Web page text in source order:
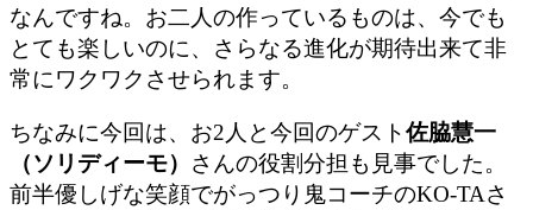
なんですね。お二人の作っているものは、今でも
とても楽しいのに、さらなる進化が期待出来て非
常にワクワクさせられます。
ちなみに今回は、お2人と今回のゲスト佐脇慧一
（ソリディーモ） さんの役割分担も見事でした。
前半優しげな笑顔でがっつり鬼コーチのKO-TAさ